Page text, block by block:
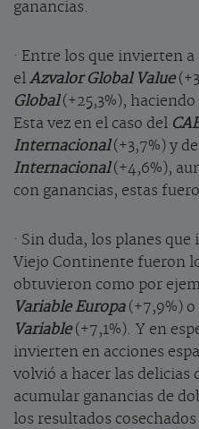
ganancias.
· Entre los que invierten
el Azvalor Global Value
Global(+25,3%),
Esta vez en el caso del
Internacional(+3,7%) y
Internacional(+4,6%),
con ganancias, estas
· Sin duda, los planes
Viejo Continente fueron
obtuvieron como por
Variable Europa(+7,9%) o
Variable(+7,1%). Y en
invierten en acciones
volvió a hacer las delicias
acumular ganancias de
los resultados